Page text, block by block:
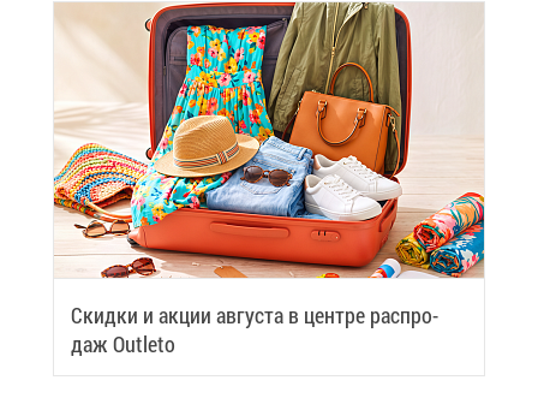
Скид­ки и ак­ции ав­гу­ста в цен­тре рас­про­
даж Outleto